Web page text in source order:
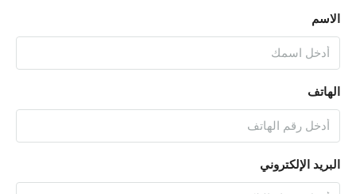
الاسم
الهاتف
البريد الإلكتروني